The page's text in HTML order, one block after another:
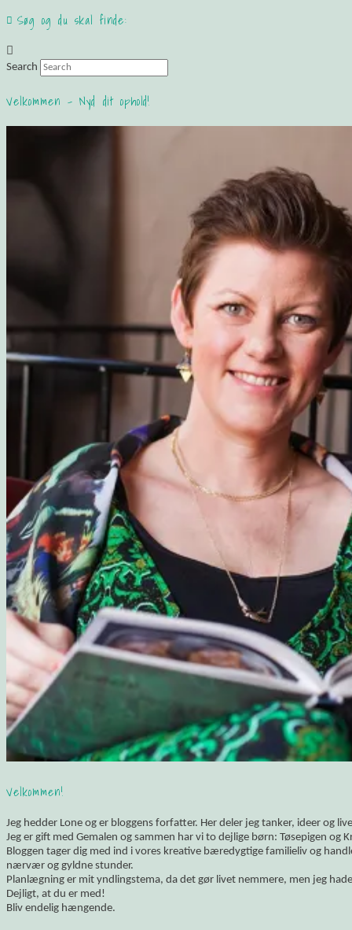
Søg og du skal finde:
Search
Velkommen – Nyd dit ophold!
Velkommen!
Jeg hedder Lone og er bloggens forfatter. Her deler jeg tanker, ideer og
Jeg er gift med Gemalen og sammen har vi to dejlige børn: Tøsepigen og
Bloggen tager dig med ind i vores kreative bæredygtige familieliv og
nærvær og gyldne stunder.
Planlægning er mit yndlingstema, da det gør livet nemmere, men jeg
Dejligt, at du er med!
Bliv endelig hængende.